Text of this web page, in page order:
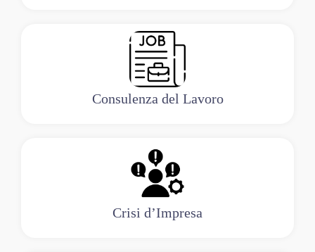
Consulenza del Lavoro
Crisi d’Impresa